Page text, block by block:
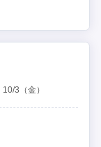
10/3 （金）